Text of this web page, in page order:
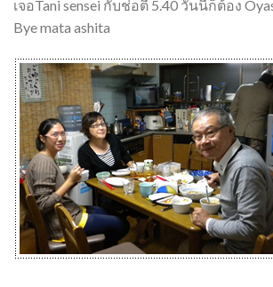
เจอTani sensei กับช่อตี 5.40 วันนี้ก็ต้อง
Bye mata ashita